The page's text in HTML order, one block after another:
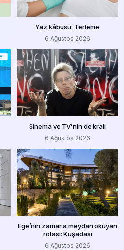
Yaz kâbusu: Terleme
6 Ağustos 2026
Sinema ve TV’nin de kralı
6 Ağustos 2026
Ege’nin zamana meydan okuyan
rotası: Kuşadası
6 Ağustos 2026